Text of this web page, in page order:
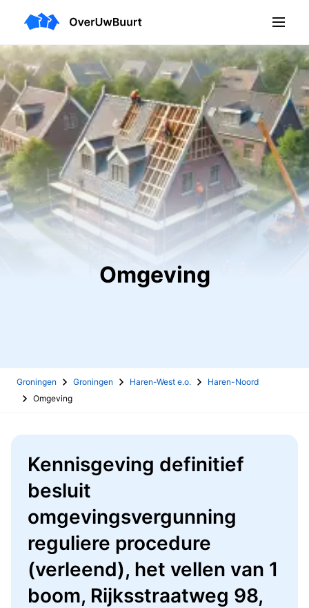
Omgeving
Groningen Groningen Haren-West e.o.
Haren-Noord
Omgeving
Kennisgeving definitief
besluit
omgevingsvergunning
reguliere procedure
(verleend), het vellen van 1
boom, Rijksstraatweg 98,